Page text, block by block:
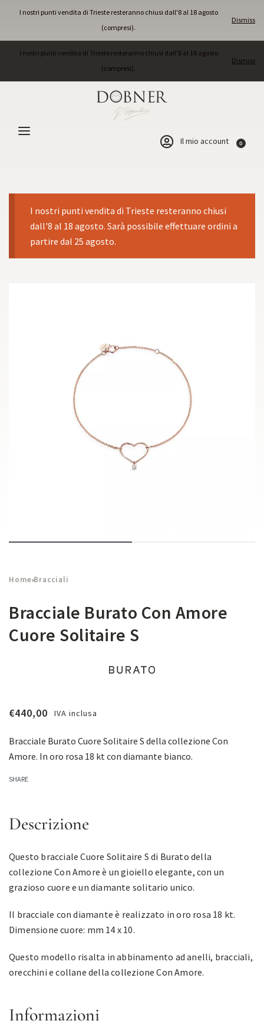
I nostri punti vendita di Trieste resteranno chiusi dall'8 al 18 agosto
(compresi).
Dismiss
I nostri punti vendita di Trieste resteranno chiusi dall'8 al 18 agosto
(compresi).
Dismiss
Il mio account 0
I nostri punti vendita di Trieste resteranno chiusi
dall'8 al 18 agosto. Sarà possibile effettuare ordini a
partire dal 25 agosto.
Home›Bracciali
Bracciale Burato Con Amore
Cuore Solitaire S
€440,00 IVA inclusa
Bracciale Burato Cuore Solitaire S della collezione Con
Amore. In oro rosa 18 kt con diamante bianco.
SHARE
Descrizione
Questo bracciale Cuore Solitaire S di Burato della
collezione Con Amore è un gioiello elegante, con un
grazioso cuore e un diamante solitario unico.
Il bracciale con diamante è realizzato in oro rosa 18 kt.
Dimensione cuore: mm 14 x 10.
Questo modello risalta in abbinamento ad anelli, bracciali,
orecchini e collane della collezione Con Amore.
Informazioni